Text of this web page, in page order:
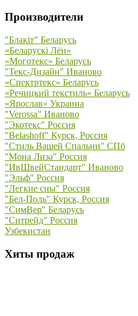
Производители
"Блакiт" Беларусь
«Беларускi Лён»
«Моготекс» Беларусь
"Текс-Дизайн" Иваново
«Спектртекс» Беларусь
«Речицкий текстиль» Беларусь
«Ярослав» Украина
"Verossa" Иваново
"Экотекс" Россия
"Belashoff" Курск, Россия
"Стиль Вашей Спальни" СПб
"Мона Лиза" Россия
"ИвШвейСтандарт" Иваново
"Эльф" Россия
"Легкие сны" Россия
"Бел-Поль" Курск, Россия
"СимВер" Беларусь
"Ситрейд" Россия
Узбекистан
Хиты продаж